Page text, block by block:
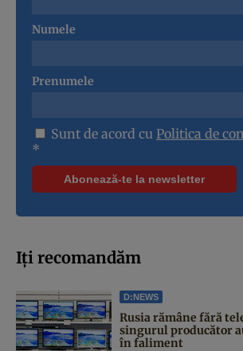
Numele
Prenumele
Sunt de acord cu Politica de
*
Iți recomandăm
D:NEWS
Rusia rămâne fără
singurul producător
în faliment